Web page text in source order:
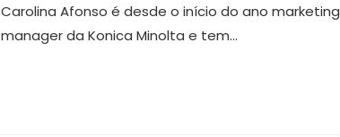
Carolina Afonso é desde o início do ano marketing
manager da Konica Minolta e tem…